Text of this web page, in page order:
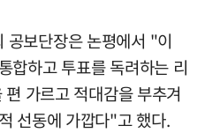
공보단장은 논평에서 "이
합하고 투표를 독려하는 리
가르고 적대감을 부추겨
선동에 가깝다"고 했다.